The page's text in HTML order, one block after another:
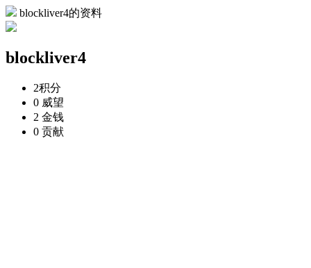
blockliver4的资料
blockliver4
2积分
0 威望
2 金钱
0 贡献